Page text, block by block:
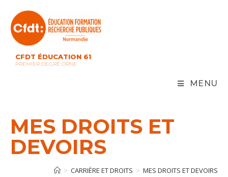
CFDT ÉDUCATION 61
PREMIER DEGRÉ ORNE
MENU
MES DROITS ET
DEVOIRS
> CARRIÈRE ET DROITS > MES DROITS ET DEVOIRS